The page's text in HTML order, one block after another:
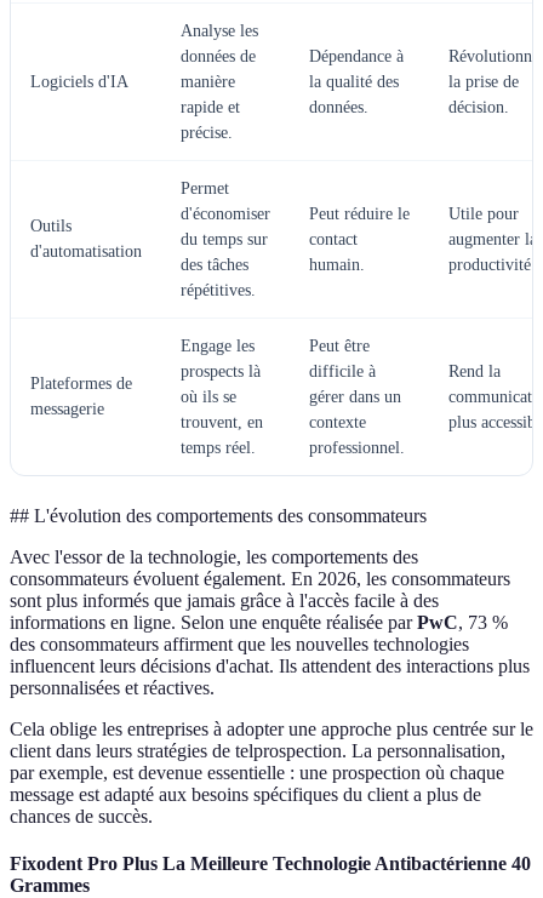
Logiciels d'IA
Analyse les
données de
manière
rapide et
précise.
Dépendance à
la qualité des
données.
Révolutionne
la prise de
décision.
Outils
d'automatisation
Permet
d'économiser
du temps sur
des tâches
répétitives.
Peut réduire le
contact
humain.
Utile pour
augmenter la
productivité.
Plateformes de
messagerie
Engage les
prospects là
où ils se
trouvent, en
temps réel.
Peut être
difficile à
gérer dans un
contexte
professionnel.
Rend la
plus
## L'évolution des comportements des consommateurs
Avec l'essor de la technologie, les comportements des
consommateurs évoluent également. En 2026, les consommateurs
sont plus informés que jamais grâce à l'accès facile à des
informations en ligne. Selon une enquête réalisée parPwC, 73 %
des consommateurs affirment que les nouvelles technologies
influencent leurs décisions d'achat. Ils attendent des interactions plus
personnalisées et réactives.
Cela oblige les entreprises à adopter une approche plus centrée sur le
client dans leurs stratégies de telprospection. La personnalisation,
par exemple, est devenue essentielle : une prospection où chaque
message est adapté aux besoins spécifiques du client a plus de
chances de succès.
Fixodent Pro Plus La Meilleure Technologie Antibactérienne 40
Grammes